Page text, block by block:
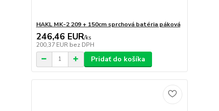
HAKL MK-2 209 + 150cm sprchová batéria páková
246,46 EUR/ks
200,37 EUR bez DPH
Pridať do košíka